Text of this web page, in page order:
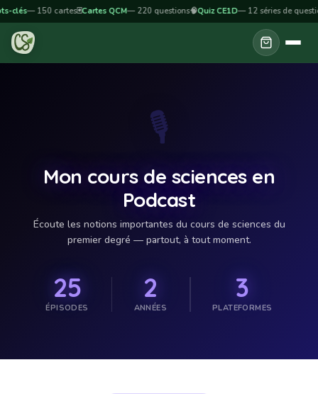
— 150 cartes🃏Cartes QCM— 220 questions🧠Quiz CE1D— 12 séries de questions
Se rendre au contenu
🎙️
Mon cours de sciences en
Podcast
Écoute les notions importantes du cours de sciences du
premier degré — partout, à tout moment.
25
ÉPISODES
2
ANNÉES
3
PLATEFORMES